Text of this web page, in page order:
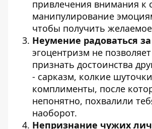
привлечения внимания к
манипулирование
чтобы получить
Неумение радоваться
эгоцентризм не
признать достоинства
- сарказм, колкие
комплименты, после
непонятно, похвалили
наоборот.
Непризнание чужих